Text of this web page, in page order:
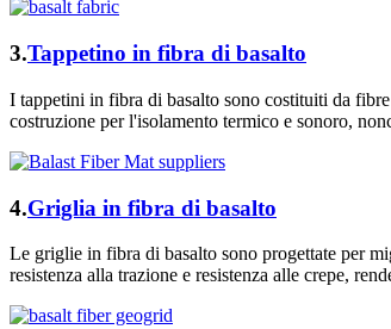
3.Tappetino in fibra di basalto
I tappetini in fibra di basalto sono costituiti da
costruzione per l'isolamento termico e sonoro,
4.Griglia in fibra di basalto
Le griglie in fibra di basalto sono progettate per
resistenza alla trazione e resistenza alle crepe,